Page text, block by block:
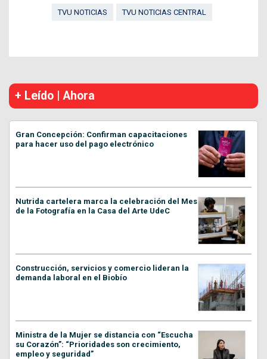
TVU NOTICIAS
TVU NOTICIAS CENTRAL
+ Leído | Ahora
Gran Concepción: Confirman capacitaciones
para hacer uso del pago electrónico
Nutrida cartelera marca la celebración del Mes
de la Fotografía en la Casa del Arte UdeC
Construcción, servicios y comercio lideran la
demanda laboral en el Biobío
Ministra de la Mujer se distancia con “Escucha
su Corazón”: “Prioridades son crecimiento,
empleo y seguridad”